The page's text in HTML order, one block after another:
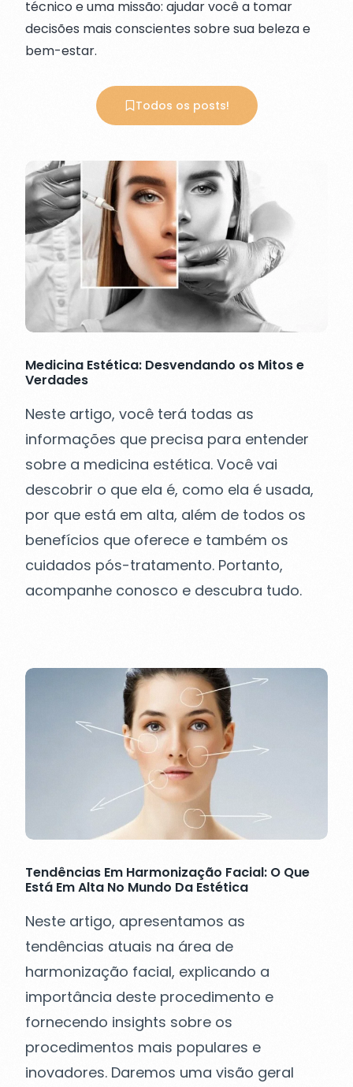
técnico e uma missão: ajudar você a tomar
decisões mais conscientes sobre sua beleza e
bem-estar.
Todos os posts!
Medicina Estética: Desvendando os Mitos e
Verdades
Neste artigo, você terá todas as
informações que precisa para entender
sobre a medicina estética. Você vai
descobrir o que ela é, como ela é usada,
por que está em alta, além de todos os
benefícios que oferece e também os
cuidados pós-tratamento. Portanto,
acompanhe conosco e descubra tudo.
Tendências Em Harmonização Facial: O Que
Está Em Alta No Mundo Da Estética
Neste artigo, apresentamos as
tendências atuais na área de
harmonização facial, explicando a
importância deste procedimento e
fornecendo insights sobre os
procedimentos mais populares e
inovadores. Daremos uma visão geral